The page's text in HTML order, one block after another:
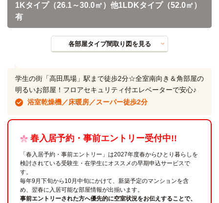
1Kタイプ（26.1～30.0㎡）他1LDKタイプ（52.0㎡）
有
各部屋タイプ間取り図を見る
学生の街「高田馬場」駅まで徒歩2分☆全室南向き＆角部屋の
明るいお部屋！フロアセキュリティ付エレベーターで安心♪
浴室乾燥機／床暖房／スーパー徒歩2分
春入居予約・事前エントリー受付中!!
「春入居予約・事前エントリー」は2027年度春からひとり暮らしを
検討されている受験生・在学生にオススメの早期申込サービスで
す。
毎年9月下旬から10月中旬にかけて、新築予定のマンションを含
め、翌春に入居可能な部屋情報が出揃います。
事前エントリーされた方へ優先的に空室状況をお伝えすることで、